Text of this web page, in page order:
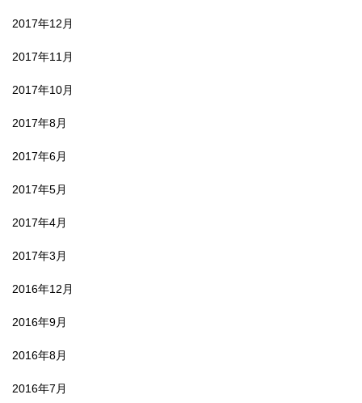
2017年12月
2017年11月
2017年10月
2017年8月
2017年6月
2017年5月
2017年4月
2017年3月
2016年12月
2016年9月
2016年8月
2016年7月